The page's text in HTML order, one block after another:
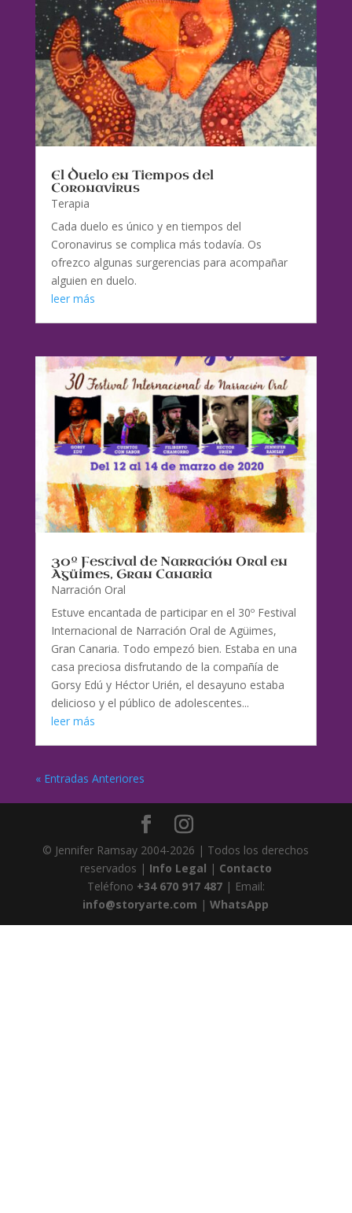
El Duelo en Tiempos del
Coronavirus
Terapia
Cada duelo es único y en tiempos del
Coronavirus se complica más todavía. Os
ofrezco algunas surgerencias para acompañar
alguien en duelo.
leer más
30º Festival de Narración Oral en
Agüimes, Gran Canaria
Narración Oral
Estuve encantada de participar en el 30º Festival
Internacional de Narración Oral de Agüimes,
Gran Canaria. Todo empezó bien. Estaba en una
casa preciosa disfrutando de la compañía de
Gorsy Edú y Héctor Urién, el desayuno estaba
delicioso y el público de adolescentes...
leer más
« Entradas Anteriores
© Jennifer Ramsay 2004-2026 | Todos los derechos
reservados | Info Legal | Contacto
Teléfono +34 670 917 487| Email:
info@storyarte.com |WhatsApp